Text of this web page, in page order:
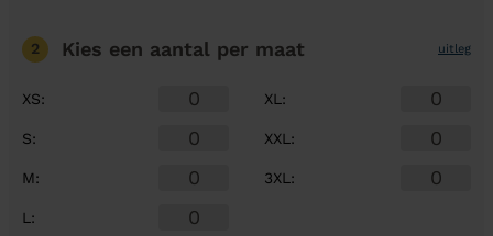
2 Kies een aantal per maat uitleg
XS:
S:
M:
L :
XL :
XXL :
3XL :